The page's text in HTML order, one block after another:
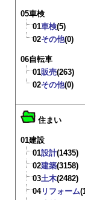
05車検
01車検(5)
02その他(0)
06自転車
01販売(263)
02その他(0)
住まい
01建設
01設計(1435)
02建築(3158)
03土木(2482)
04リフォーム